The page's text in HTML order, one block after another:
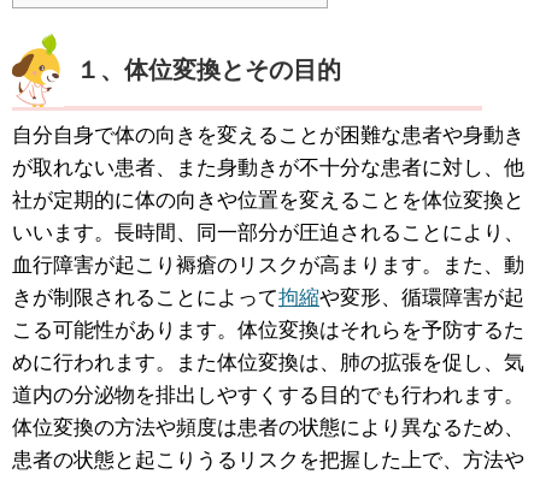
１、体位変換とその目的
自分自身で体の向きを変えることが困難な患者や身動き
が取れない患者、また身動きが不十分な患者に対し、他
社が定期的に体の向きや位置を変えることを体位変換と
いいます。長時間、同一部分が圧迫されることにより、
血行障害が起こり褥瘡のリスクが高まります。また、動
きが制限されることによって拘縮や変形、循環障害が起
こる可能性があります。体位変換はそれらを予防するた
めに行われます。また体位変換は、肺の拡張を促し、気
道内の分泌物を排出しやすくする目的でも行われます。
体位変換の方法や頻度は患者の状態により異なるため、
患者の状態と起こりうるリスクを把握した上で、方法や